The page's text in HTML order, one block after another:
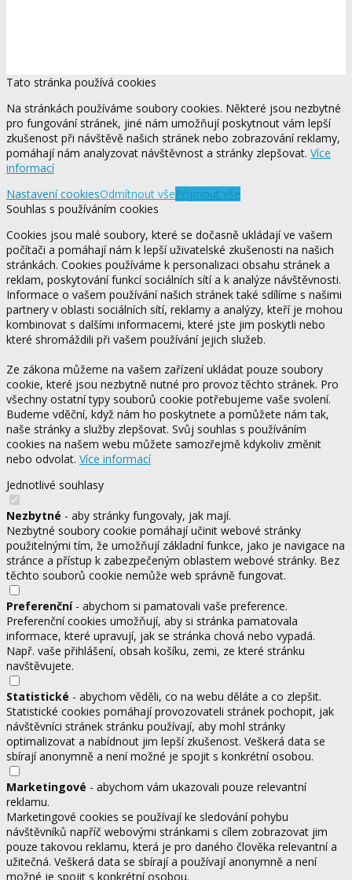
Tato stránka používá cookies
Na stránkách používáme soubory cookies. Některé jsou nezbytné
pro fungování stránek, jiné nám umožňují poskytnout vám lepší
zkušenost při návštěvě našich stránek nebo zobrazování reklamy,
pomáhají nám analyzovat návštěvnost a stránky zlepšovat. Více
informací
Nastavení cookiesOdmítnout všePřijmout vše
Souhlas s používáním cookies
Cookies jsou malé soubory, které se dočasně ukládají ve vašem
počítači a pomáhají nám k lepší uživatelské zkušenosti na našich
stránkách. Cookies používáme k personalizaci obsahu stránek a
reklam, poskytování funkcí sociálních sítí a k analýze návštěvnosti.
Informace o vašem používání našich stránek také sdílíme s našimi
partnery v oblasti sociálních sítí, reklamy a analýzy, kteří je mohou
kombinovat s dalšími informacemi, které jste jim poskytli nebo
které shromáždili při vašem používání jejich služeb.
Ze zákona můžeme na vašem zařízení ukládat pouze soubory
cookie, které jsou nezbytně nutné pro provoz těchto stránek. Pro
všechny ostatní typy souborů cookie potřebujeme vaše svolení.
Budeme vděční, když nám ho poskytnete a pomůžete nám tak,
naše stránky a služby zlepšovat. Svůj souhlas s používáním
cookies na našem webu můžete samozřejmě kdykoliv změnit
nebo odvolat. Více informací
Jednotlivé souhlasy
Nezbytné - aby stránky fungovaly, jak mají.
Nezbytné soubory cookie pomáhají učinit webové stránky
použitelnými tím, že umožňují základní funkce, jako je navigace na
stránce a přístup k zabezpečeným oblastem webové stránky. Bez
těchto souborů cookie nemůže web správně fungovat.
Preferenční- abychom si pamatovali vaše preference.
Preferenční cookies umožňují, aby si stránka pamatovala
informace, které upravují, jak se stránka chová nebo vypadá.
Např. vaše přihlášení, obsah košíku, zemi, ze které stránku
navštěvujete.
Statistické - abychom věděli, co na webu děláte a co zlepšit.
Statistické cookies pomáhají provozovateli stránek pochopit, jak
návštěvníci stránek stránku používají, aby mohl stránky
optimalizovat a nabídnout jim lepší zkušenost. Veškerá data se
sbírají anonymně a není možné je spojit s konkrétní osobou.
Marketingové - abychom vám ukazovali pouze relevantní
reklamu.
Marketingové cookies se používají ke sledování pohybu
návštěvníků napříč webovými stránkami s cílem zobrazovat jim
pouze takovou reklamu, která je pro daného člověka relevantní a
užitečná. Veškerá data se sbírají a používají anonymně a není
možné je spojit s konkrétní osobou.